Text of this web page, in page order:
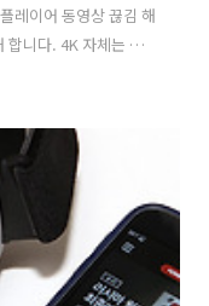
레이어 동영상 끊김 해
합니다. 4K 자체는 해
있는데요. 내장그래
영상 재생시 끊겨서
요. 물론 간단히 해결
합니다. 팟플레이어
으로 찍은 동영상
생하는데 문제는..